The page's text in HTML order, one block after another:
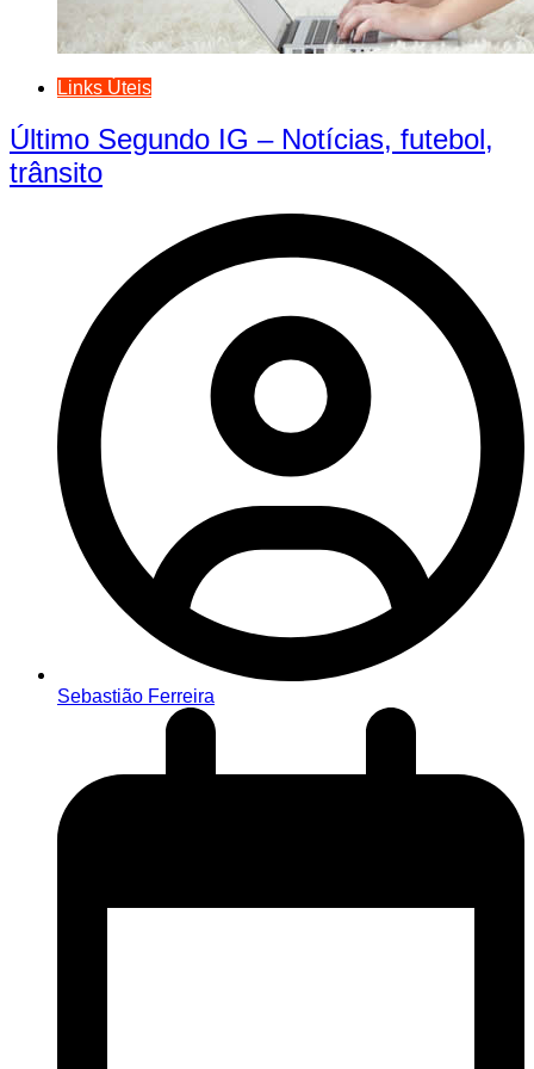
Links Úteis
Último Segundo IG – Notícias, futebol,
trânsito
Sebastião Ferreira